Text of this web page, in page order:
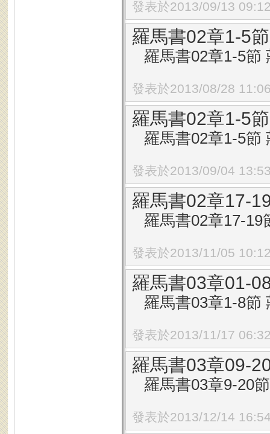
發表於2013/09/13
羅馬書02章1-5
羅馬書02章1-5節
發表於2013/08/28
羅馬書02章1-5
羅馬書02章1-5節
發表於2013/09/04
羅馬書02章17-
羅馬書02章17-
發表於2013/11/05
羅馬書03章01-
羅馬書03章1-8節
發表於2013/11/17
羅馬書03章09-
羅馬書03章9-20
發表於2013/12/14